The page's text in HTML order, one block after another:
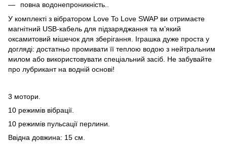
повна водонепроникність..
У комплекті з вібратором Love To Love SWAP ви отримаєте
магнітний USB-кабель для підзаряджання та м’який
оксамитовий мішечок для зберігання. Іграшка дуже проста у
догляді: достатньо промивати її теплою водою з нейтральним
милом або використовувати спеціальний засіб. Не забувайте
про лубрикант на водній основі!
3 мотори.
10 режимів вібрації.
10 режимів пульсації перлини.
Ввідна довжина: 15 см.